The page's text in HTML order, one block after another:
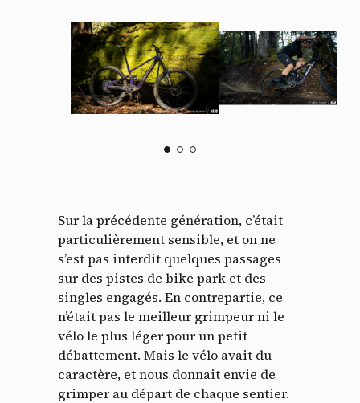
Sur la précédente génération, c’était
particulièrement sensible, et on ne
s’est pas interdit quelques passages
sur des pistes de bike park et des
singles engagés. En contrepartie, ce
n’était pas le meilleur grimpeur ni le
vélo le plus léger pour un petit
débattement. Mais le vélo avait du
caractère, et nous donnait envie de
grimper au départ de chaque sentier.